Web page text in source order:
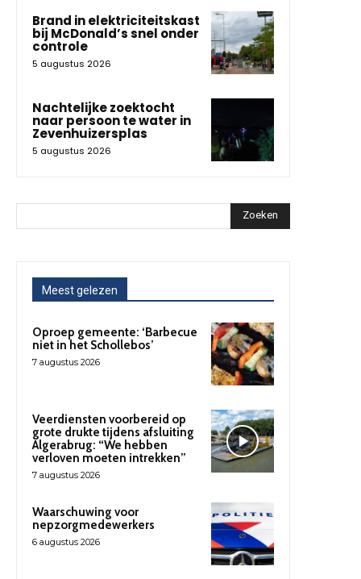
Brand in elektriciteitskast
bij McDonald’s snel onder
controle
5 augustus 2026
Nachtelijke zoektocht
naar persoon te water in
Zevenhuizersplas
5 augustus 2026
Zoeken
Meest gelezen
Oproep gemeente: ‘Barbecue
niet in het Schollebos’
7 augustus 2026
Veerdiensten voorbereid op
grote drukte tijdens afsluiting
Algerabrug: “We hebben
verloven moeten intrekken”
7 augustus 2026
Waarschuwing voor
nepzorgmedewerkers
6 augustus 2026